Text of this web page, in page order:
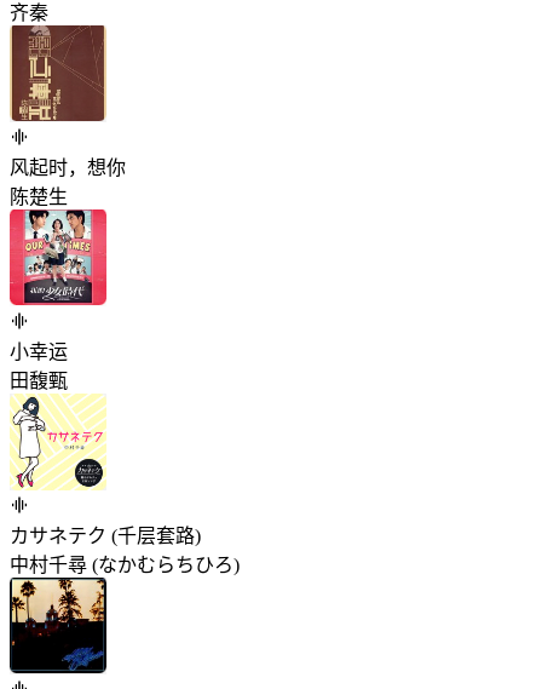
齐秦
风起时，想你
陈楚生
小幸运
田馥甄
カサネテク (千层套路)
中村千尋 (なかむらちひろ)